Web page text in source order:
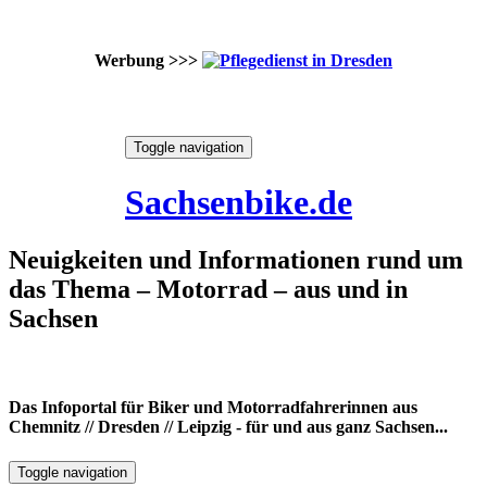
Werbung >>>
Toggle navigation
Sachsenbike.de
Neuigkeiten und Informationen rund um
das Thema – Motorrad – aus und in
Sachsen
Das Infoportal für Biker und Motorradfahrerinnen aus
Chemnitz // Dresden // Leipzig - für und aus ganz Sachsen...
Toggle navigation